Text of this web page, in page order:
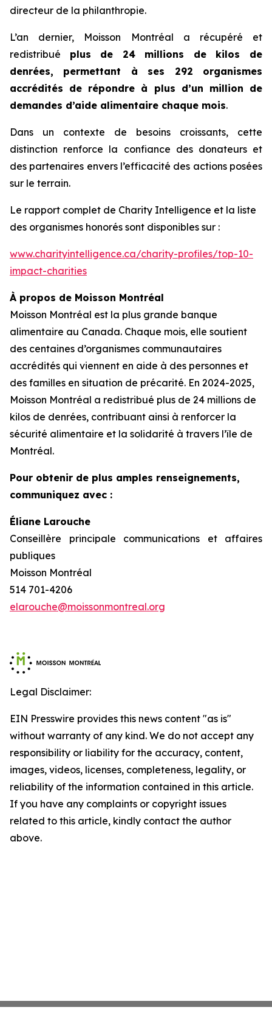
directeur de la philanthropie.
L’an dernier, Moisson Montréal a récupéré et
redistribué plus de 24 millions de kilos de
denrées, permettant à ses 292 organismes
accrédités de répondre à plus d’un million de
demandes d’aide alimentaire chaque mois.
Dans un contexte de besoins croissants, cette
distinction renforce la confiance des donateurs et
des partenaires envers l’efficacité des actions posées
sur le terrain.
Le rapport complet de Charity Intelligence et la liste
des organismes honorés sont disponibles sur :
www.charityintelligence.ca/charity-profiles/top-10-
impact-charities
À propos de Moisson Montréal
Moisson Montréal est la plus grande banque
alimentaire au Canada. Chaque mois, elle soutient
des centaines d’organismes communautaires
accrédités qui viennent en aide à des personnes et
des familles en situation de précarité. En 2024-2025,
Moisson Montréal a redistribué plus de 24 millions de
kilos de denrées, contribuant ainsi à renforcer la
sécurité alimentaire et la solidarité à travers l’île de
Montréal.
Pour obtenir de plus amples renseignements,
communiquez avec :
Éliane Larouche
Conseillère principale communications et affaires
publiques
Moisson Montréal
514 701-4206
elarouche@moissonmontreal.org
Legal Disclaimer:
EIN Presswire provides this news content "as is"
without warranty of any kind. We do not accept any
responsibility or liability for the accuracy, content,
images, videos, licenses, completeness, legality, or
reliability of the information contained in this article.
If you have any complaints or copyright issues
related to this article, kindly contact the author
above.